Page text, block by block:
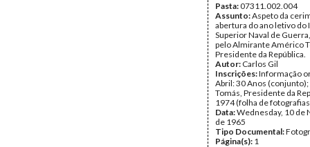
Pasta:07311.002.004
Assunto:Aspeto da
abertura do ano letivo do
Superior Naval de
pelo Almirante Américo
Presidente da República.
Autor: Carlos Gil
Inscrições:Informação
Abril: 30 Anos
Tomás, Presidente da
1974 (folha de
Data:Wednesday, 10 de
de 1965
Tipo Documental:
Página(s): 1